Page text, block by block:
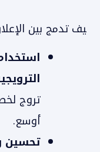
كيف تدمج بين
تروج
أوسع.